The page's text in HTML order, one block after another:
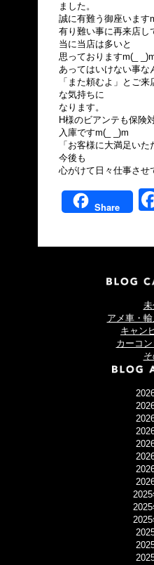
ました。
誠に有難う御座います
有り難い事に再来店し
当に当店は多いと
思っておりますm(_
あってはいけない事な
「また頼むよ」とご
な気持ちに
なります。
H様のビアンテも保険
入庫ですm(_ _)m
「お客様に大満足い
今後も
心がけて日々仕事させ
Share
アメ車・
キャン
カーコ
2025
2025
2025